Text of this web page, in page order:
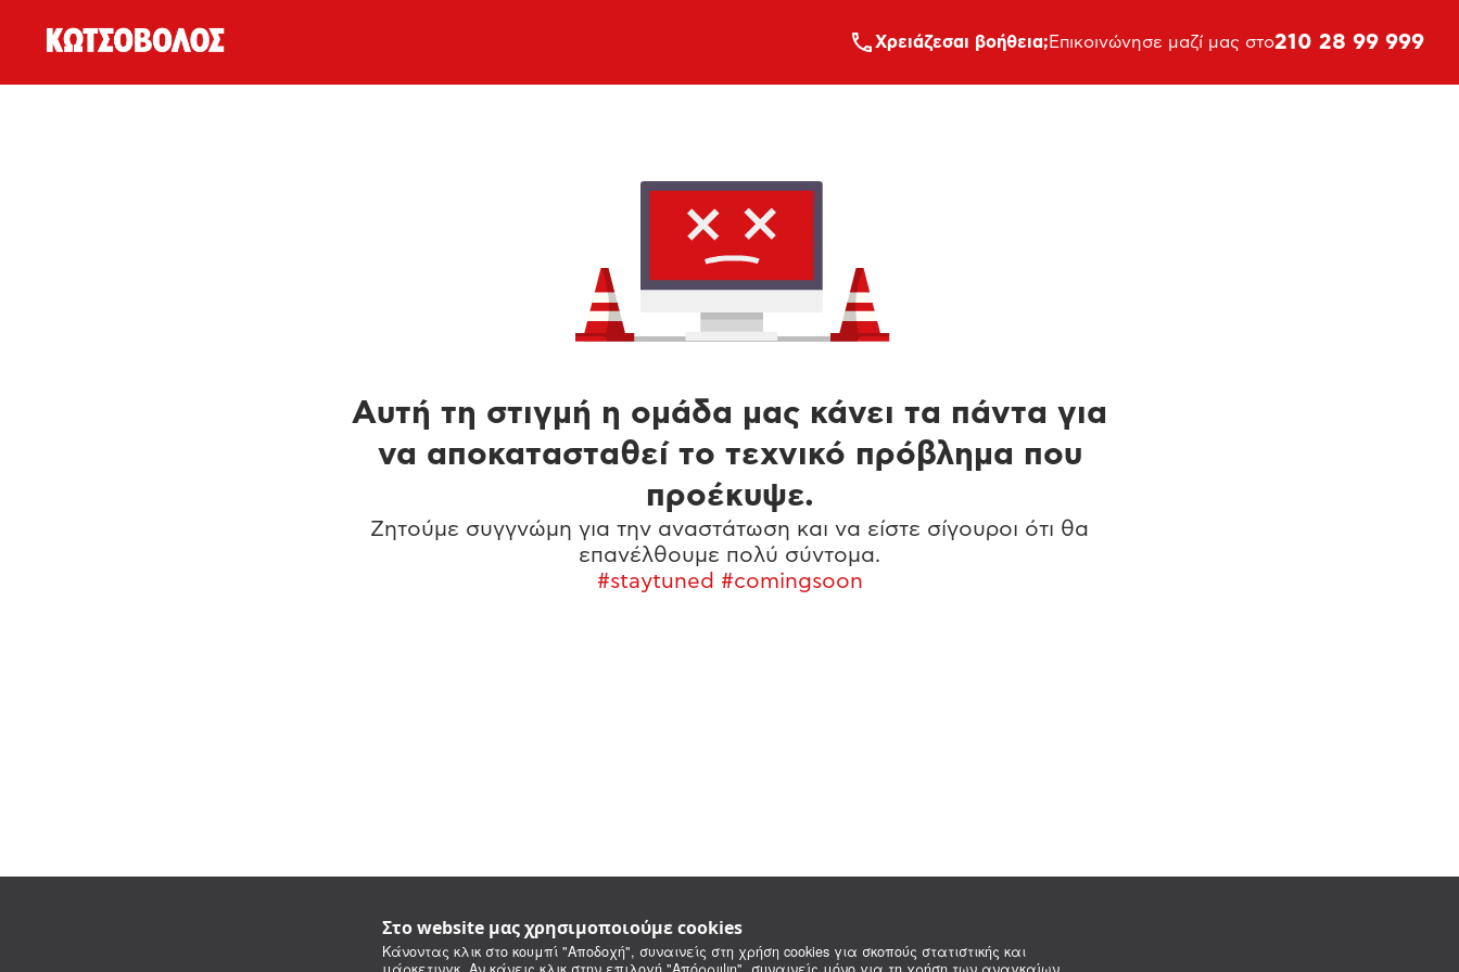
Στο website μας χρησιμοποιούμε cookies
Κάνοντας κλικ στο κουμπί "Αποδοχή", συναινείς στη χρήση cookies για σκοπούς στατιστικής και
Xρειάζεσαι βοήθεια; Επικοινώνησε μαζί μας στο210 28 99 999
Αυτή τη στιγμή η ομάδα μας κάνει τα πάντα για
να αποκατασταθεί το τεχνικό πρόβλημα που
προέκυψε.
Ζητούμε συγγνώμη για την αναστάτωση και να είστε σίγουροι ότι θα
επανέλθουμε πολύ σύντομα.
#staytuned #comingsoon